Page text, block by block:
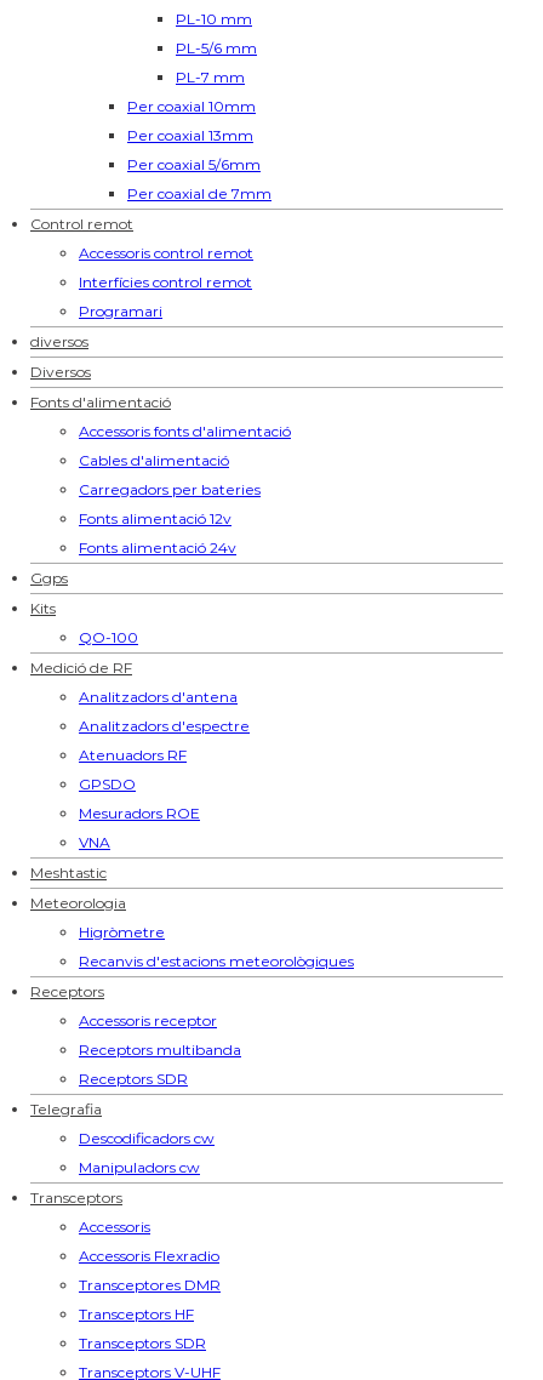
PL-10 mm
PL-5/6 mm
PL-7 mm
Per coaxial 10mm
Per coaxial 13mm
Per coaxial 5/6mm
Per coaxial de 7mm
Control remot
Accessoris control remot
Interfícies control remot
Programari
diversos
Diversos
Fonts d'alimentació
Accessoris fonts d'alimentació
Cables d'alimentació
Carregadors per bateries
Fonts alimentació 12v
Fonts alimentació 24v
Ggps
Kits
QO-100
Medició de RF
Analitzadors d'antena
Analitzadors d'espectre
Atenuadors RF
GPSDO
Mesuradors ROE
VNA
Meshtastic
Meteorologia
Higròmetre
Recanvis d'estacions meteorològiques
Receptors
Accessoris receptor
Receptors multibanda
Receptors SDR
Telegrafia
Descodificadors cw
Manipuladors cw
Transceptors
Accessoris
Accessoris Flexradio
Transceptores DMR
Transceptors HF
Transceptors SDR
Transceptors V-UHF